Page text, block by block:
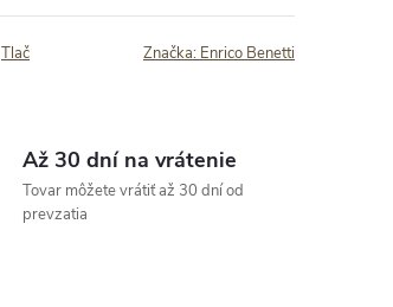
Overený zákazník
Tlač Značka: Enrico Benetti
Až 30 dní na vrátenie
Tovar môžete vrátiť až 30 dní od
prevzatia